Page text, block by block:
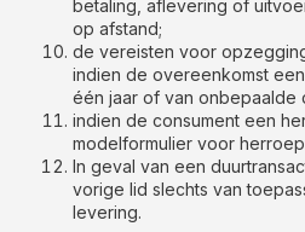
betaling, aflevering of
op afstand;
de vereisten voor
indien de overeenkomst
één jaar of van onbepaalde
indien de consument een
modelformulier voor
In geval van een
vorige lid slechts van
levering.